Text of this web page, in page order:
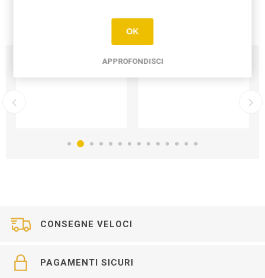
CONSEGNE VELOCI
PAGAMENTI SICURI
OK
APPROFONDISCI